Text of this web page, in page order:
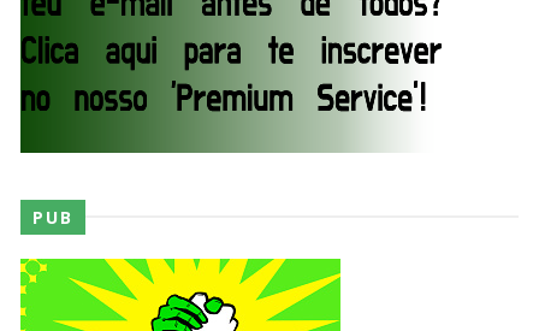
WWE SummerSlam 2026 - Saturday
Unknown-Aug 01 2026
WWE Friday Night Smackdown 31 July 2026
Unknown
PUB